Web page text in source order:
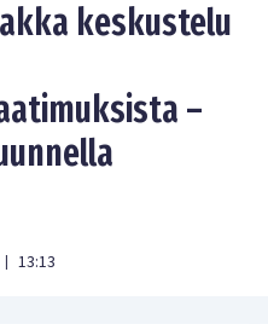
keskustelu
–
| 13:13